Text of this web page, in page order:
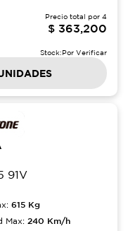
Precio total por 4
$ 363,200
Stock:Por Verificar
91V
615 Kg
Max: 240 Km/h